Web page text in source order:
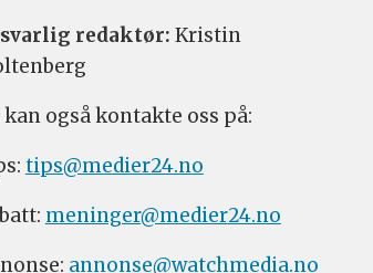
redaktør: Kristin
kan også kontakte oss på:
tips@medier24.no
meninger@medier24.no
annonse@watchmedia.no